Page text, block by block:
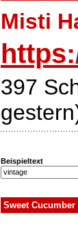
Misti
397
Beispieltext
Sweet Cucumber